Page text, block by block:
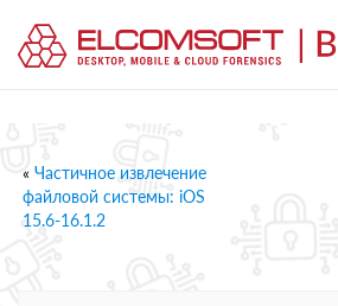
« Частичное извлечение
файловой системы: iOS
15.6-16.1.2